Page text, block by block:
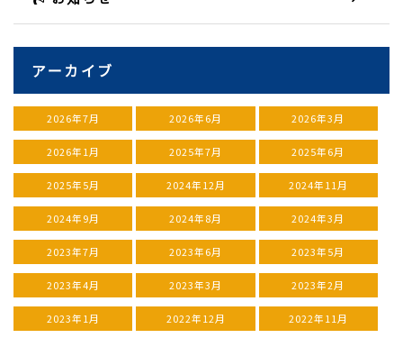
アーカイブ
2026年7月 2026年6月 2026年3月
2026年1月 2025年7月 2025年6月
2025年5月 2024年12月 2024年11月
2024年9月 2024年8月 2024年3月
2023年7月 2023年6月 2023年5月
2023年4月 2023年3月 2023年2月
2023年1月 2022年12月 2022年11月